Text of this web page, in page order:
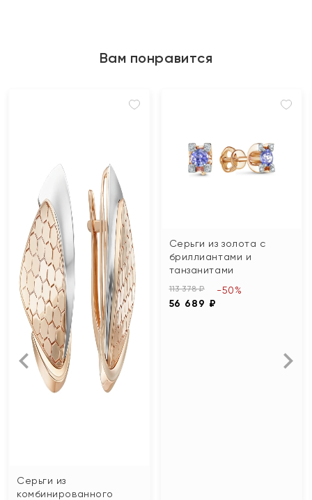
Вам понравится
Серьги из
комбинированного
Серьги из золота с
бриллиантами и
танзанитами
113 378 ₽
56 689 ₽
-50%